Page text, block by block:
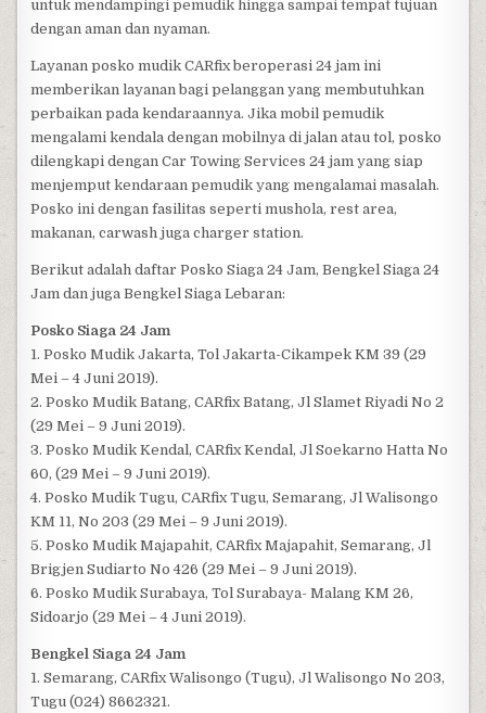
untuk mendampingi pemudik hingga sampai tempat tujuan
dengan aman dan nyaman.
Layanan posko mudik CARfix beroperasi 24 jam ini
memberikan layanan bagi pelanggan yang membutuhkan
perbaikan pada kendaraannya. Jika mobil pemudik
mengalami kendala dengan mobilnya di jalan atau tol, posko
dilengkapi dengan Car Towing Services 24 jam yang siap
menjemput kendaraan pemudik yang mengalamai masalah.
Posko ini dengan fasilitas seperti mushola, rest area,
makanan, carwash juga charger station.
Berikut adalah daftar Posko Siaga 24 Jam, Bengkel Siaga 24
Jam dan juga Bengkel Siaga Lebaran:
Posko Siaga 24 Jam
1. Posko Mudik Jakarta, Tol Jakarta-Cikampek KM 39 (29
Mei – 4 Juni 2019).
2. Posko Mudik Batang, CARfix Batang, Jl Slamet Riyadi No 2
(29 Mei – 9 Juni 2019).
3. Posko Mudik Kendal, CARfix Kendal, Jl Soekarno Hatta No
60, (29 Mei – 9 Juni 2019).
4. Posko Mudik Tugu, CARfix Tugu, Semarang, Jl Walisongo
KM 11, No 203 (29 Mei – 9 Juni 2019).
5. Posko Mudik Majapahit, CARfix Majapahit, Semarang, Jl
Brigjen Sudiarto No 426 (29 Mei – 9 Juni 2019).
6. Posko Mudik Surabaya, Tol Surabaya- Malang KM 26,
Sidoarjo (29 Mei – 4 Juni 2019).
Bengkel Siaga 24 Jam
1. Semarang, CARfix Walisongo (Tugu), Jl Walisongo No 203,
Tugu (024) 8662321.